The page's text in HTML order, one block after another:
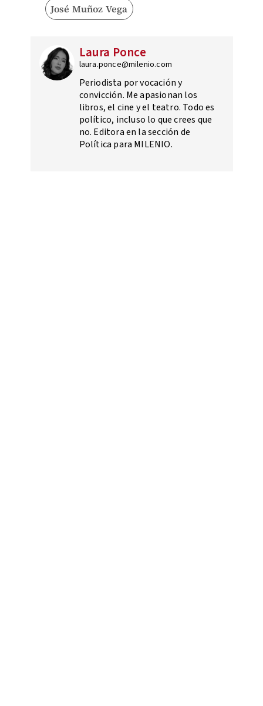
José Muñoz Vega
Laura Ponce
laura.ponce@milenio.com
Periodista por vocación y
convicción. Me apasionan los
libros, el cine y el teatro. Todo es
político, incluso lo que crees que
no. Editora en la sección de
Política para MILENIO.